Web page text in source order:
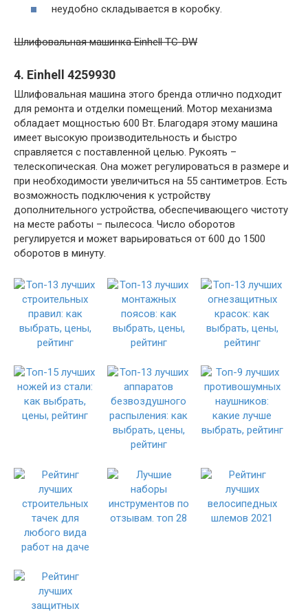
неудобно складывается в коробку.
Шлифовальная машинка Einhell TC-DW
4. Einhell 4259930
Шлифовальная машина этого бренда отлично подходит
для ремонта и отделки помещений. Мотор механизма
обладает мощностью 600 Вт. Благодаря этому машина
имеет высокую производительность и быстро
справляется с поставленной целью. Рукоять –
телескопическая. Она может регулироваться в размере и
при необходимости увеличиться на 55 сантиметров. Есть
возможность подключения к устройству
дополнительного устройства, обеспечивающего чистоту
на месте работы – пылесоса. Число оборотов
регулируется и может варьироваться от 600 до 1500
оборотов в минуту.